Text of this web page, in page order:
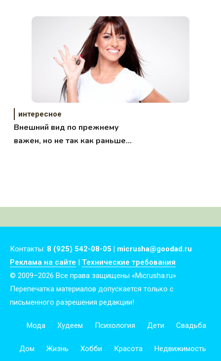
интересное
Внешний вид по прежнему
важен, но не так как раньше…
Контакты: 8 (925) 542-08-05 | micrusha@goodad.ru
Реклама на сайте | Технические требования
© 2009–2026 Все права защищены «Micrusha.ru»
Перепечатка материалов допускается только с
письменного разрешения редакции!
Мода Худеем Психология Дети Свадьба
Дом Жизнь Хобби Красота Недвижимость